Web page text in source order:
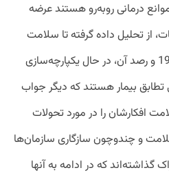
درمانی روبه‌رو هستند عرضه
از تحلیل داده گرفته تا سلامت
راه‌دور در زمینه آزمایش کووید-19 و رصد آن، در حال یکپارچه‌سازی
بیمار هستند که دیگر جواب
افکارشان را در مورد تحولات
در حوزه سلامت و چندوچون سازگاری سازمان‌ها
گذاشته‌اند که در ادامه به آنها